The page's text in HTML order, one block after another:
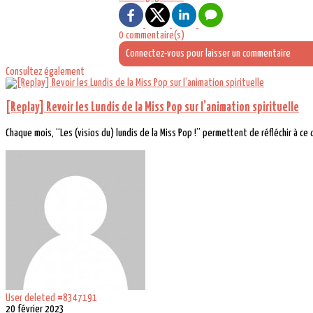
0 commentaire(s)
Connectez-vous pour laisser un commentaire
Consultez également
[Replay] Revoir les Lundis de la Miss Pop sur l’animation spirituelle
Chaque mois, “Les (visios du) lundis de la Miss Pop !” permettent de réfléchir à ce
User deleted #8347191
20 février 2023